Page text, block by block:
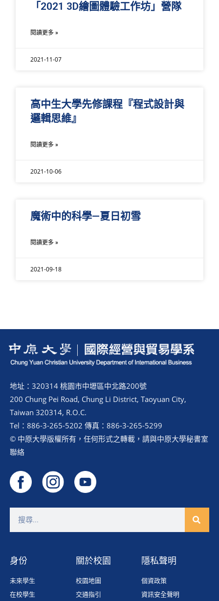
「2021 3D繪圖體驗工作坊」營隊
閱讀更多 »
2021-11-07
高中生大學先修課程『程式設計與
邏輯思維』
閱讀更多 »
2021-10-06
魔術中的科學—夏日初雪
閱讀更多 »
2021-09-18
地址：320314 桃園市中壢區中北路200號
200 Chung Pei Road, Chung Li District, Taoyuan City,
Taiwan 320314, R.O.C.
Tel：886-3-265-5202 傳真：886-3-265-5299
© 中原大學版權所有，任何形式之轉載，請與中原大學秘書室
聯絡
身份
未來學生
在校學生
關於校園
校園地圖
交通指引
隱私聲明
個資政策
資訊安全聲明